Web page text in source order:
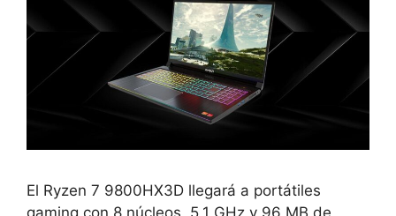
El Ryzen 7 9800HX3D llegará a portátiles